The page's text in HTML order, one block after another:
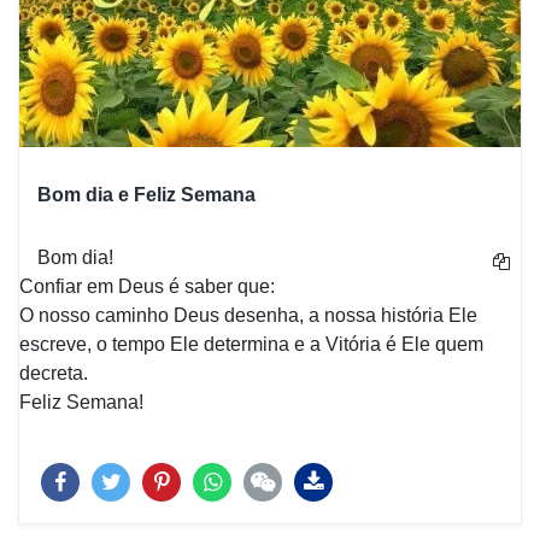
Bom dia e Feliz Semana
Bom dia!
Confiar em Deus é saber que:
O nosso caminho Deus desenha, a nossa história Ele
escreve, o tempo Ele determina e a Vitória é Ele quem
decreta.
Feliz Semana!